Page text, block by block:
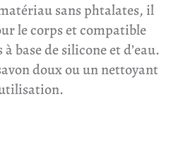
sans phtalates, il
le corps et compatible
base de silicone et d’eau.
doux ou un nettoyant